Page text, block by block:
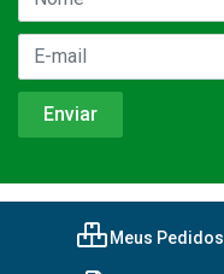
Meus Pedidos